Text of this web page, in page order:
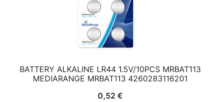
BATTERY ALKALINE LR44 1.5V/10PCS MRBAT113
MEDIARANGE MRBAT113 4260283116201
0,52 €